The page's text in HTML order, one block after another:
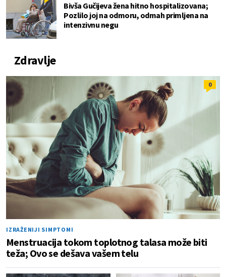
Bivša Gučijeva žena hitno hospitalizovana;
Pozlilo joj na odmoru, odmah primljena na
intenzivnu negu
Zdravlje
0
IZRAŽENIJI SIMPTOMI
Menstruacija tokom toplotnog talasa može biti
teža; Ovo se dešava vašem telu